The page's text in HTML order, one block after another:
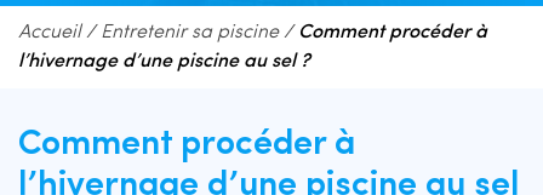
Accueil/ Entretenir sa piscine/ Comment procéder à
l’hivernage d’une piscine au sel ?
Comment procéder à
l’hivernage d’une piscine au sel